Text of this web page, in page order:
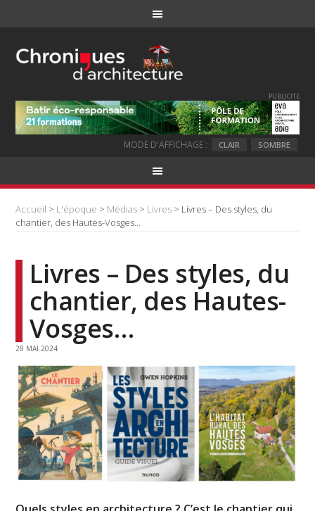
PUBLICITE
MODE D'AFFICHAGE : CLAIR SOMBRE
Accueil > L'époque > Médias > Livres > Livres – Des styles, du
chantier, des Hautes-Vosges…
Livres – Des styles, du
chantier, des Hautes-
Vosges…
28 MAI 2024